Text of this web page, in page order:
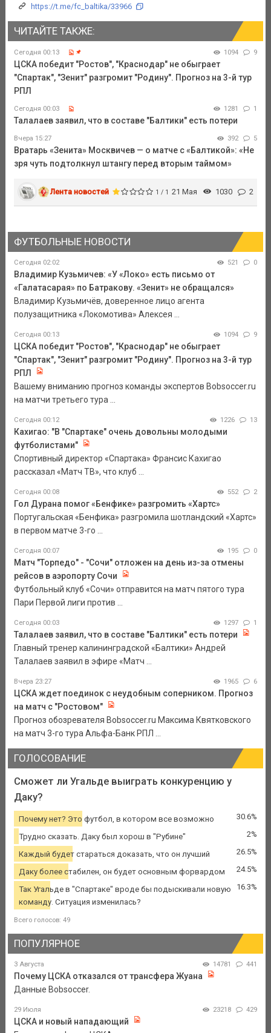
https://t.me/fc_baltika/33966
ЧИТАЙТЕ ТАКЖЕ:
Сегодня 00:13 1094 9
ЦСКА победит "Ростов", "Краснодар" не обыграет
"Спартак", "Зенит" разгромит "Родину". Прогноз на 3-й тур
РПЛ
Сегодня 00:03 1281 1
Талалаев заявил, что в составе "Балтики" есть потери
Вчера 15:27 392 5
Вратарь «Зенита» Москвичев — о матче с «Балтикой»: «Не
зря чуть подтолкнул штангу перед вторым таймом»
Лента новостей 1 / 1 21 Мая 1030 2
ФУТБОЛЬНЫЕ НОВОСТИ
Сегодня 02:02 521 0
Владимир Кузьмичев: «У «Локо» есть письмо от
«Галатасарая» по Батракову. «Зенит» не обращался»
Владимир Кузьмичёв, доверенное лицо агента
полузащитника «Локомотива» Алексея ...
Сегодня 00:13 1094 9
ЦСКА победит "Ростов", "Краснодар" не обыграет
"Спартак", "Зенит" разгромит "Родину". Прогноз на 3-й тур
РПЛ
Вашему вниманию прогноз команды экспертов Bobsoccer.ru
на матчи третьего тура ...
Сегодня 00:12 1226 13
Кахигао: "В "Спартаке" очень довольны молодыми
футболистами"
Спортивный директор «Спартака» Франсис Кахигао
рассказал «Матч ТВ», что клуб ...
Сегодня 00:08 552 2
Гол Дурана помог «Бенфике» разгромить «Хартс»
Португальская «Бенфика» разгромила шотландский «Хартс»
в первом матче 3-го ...
Сегодня 00:07 195 0
Матч "Торпедо" - "Сочи" отложен на день из-за отмены
рейсов в аэропорту Сочи
Футбольный клуб «Сочи» отправится на матч пятого тура
Пари Первой лиги против ...
Сегодня 00:03 1297 1
Талалаев заявил, что в составе "Балтики" есть потери
Главный тренер калининградской «Балтики» Андрей
Талалаев заявил в эфире «Матч ...
Вчера 23:27 1965 6
ЦСКА ждет поединок с неудобным соперником. Прогноз
на матч с "Ростовом"
Прогноз обозревателя Bobsoccer.ru Максима Квятковского
на матч 3-го тура Альфа-Банк РПЛ ...
ГОЛОСОВАНИЕ
Сможет ли Угальде выиграть конкуренцию у
Даку?
Почему нет? Это футбол, в котором все возможно 30.6%
Трудно сказать. Даку был хорош в "Рубине" 2%
Каждый будет стараться доказать, что он лучший 26.5%
Даку более стабилен, он будет основным форвардом 24.5%
Так Угальде в "Спартаке" вроде бы подыскивали новую
команду. Ситуация изменилась?
16.3%
Всего голосов: 49
ПОПУЛЯРНОЕ
3 Августа 14781 441
Почему ЦСКА отказался от трансфера Жуана
Данные Bobsoccer.
29 Июля 23218 429
ЦСКА и новый нападающий